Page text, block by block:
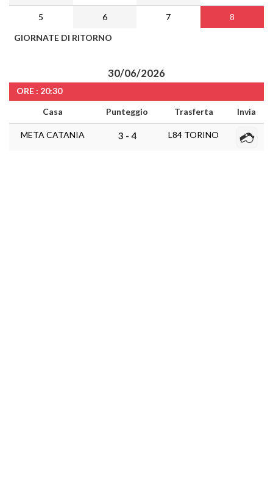
5 6 7
8
GIORNATE DI RITORNO
30/06/2026
ORE : 20:30
Casa
Punteggio Trasferta Invia
META CATANIA 3 - 4 L84 TORINO